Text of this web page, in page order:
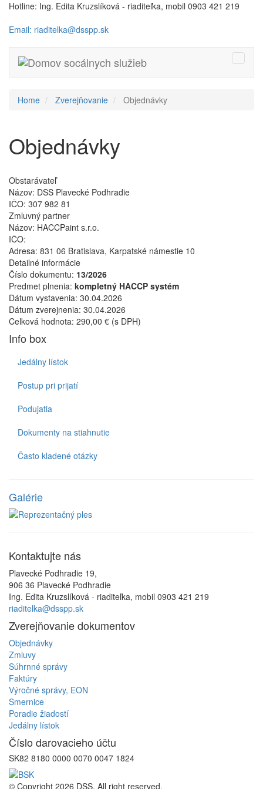
Hotline: Ing. Edita Kruzslíková - riaditeľka, mobil 0903 421 219
Email: riaditelka@dsspp.sk
Toggle
Home Zverejňovanie Objednávky
Objednávky
Obstarávateľ
Názov: DSS Plavecké Podhradie
IČO: 307 982 81
Zmluvný partner
Názov: HACCPaint s.r.o.
IČO:
Adresa: 831 06 Bratislava, Karpatské námestie 10
Detailné informácie
Číslo dokumentu: 13/2026
Predmet plnenia: kompletný HACCP systém
Dátum vystavenia: 30.04.2026
Dátum zverejnenia: 30.04.2026
Celková hodnota: 290,00 € (s DPH)
Info box
Jedálny lístok
Postup pri prijatí
Podujatia
Dokumenty na stiahnutie
Často kladené otázky
Galérie
Kontaktujte nás
Plavecké Podhradie 19,
906 36 Plavecké Podhradie
Ing. Edita Kruzslíková - riaditeľka, mobil 0903 421 219
riaditelka@dsspp.sk
Zverejňovaniedokumentov
Objednávky
Zmluvy
Súhrnné správy
Faktúry
Výročné správy, EON
Smernice
Poradie žiadostí
Jedálny lístok
Číslo darovacieho účtu
SK82 8180 0000 0070 0047 1824
© Copyright 2026 DSS. All right reserved.